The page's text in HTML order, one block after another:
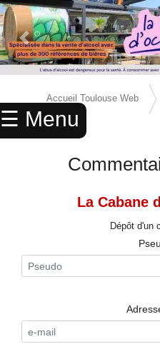
☰ Menu
× ACCUEIL
ANNUAIRE
SPORTS
RESTAURANTS
Previous Slide
Accueil Toulouse Web
avis
La Cabane
Dépôt d'un